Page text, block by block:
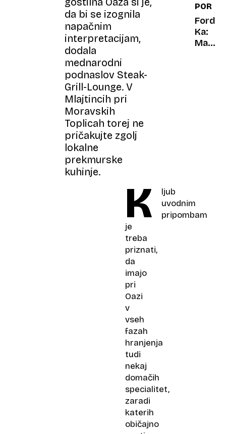
da bi se izognila
napačnim
interpretacijam,
dodala
mednarodni
podnaslov Steak-
Grill-Lounge. V
Mlajtincih pri
Moravskih
Toplicah torej ne
pričakujte zgolj
lokalne
prekmurske
kuhinje.
K
ljub
uvodnim
pripombam
je
treba
priznati,
da
imajo
pri
Oazi
v
vseh
fazah
hranjenja
tudi
nekaj
domačih
specialitet,
zaradi
katerih
običajno
vozila
dedek
in
babica
Ford
Ka:
Mali